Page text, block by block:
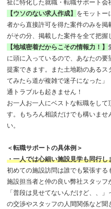
祉に特化した就職・転職サポート会
【ウソのない求人作成】 をモットー
者から直接許可を得た案件のみを
がその分、掲載した案件を全て把握
【地域密着だからこその情報力！】
に頭に入っているので、あなたの
提案できます。また土地勘のある
てみたら道が複雑で迷子になった
通トラブルも起きません！
お一人お一人にベストな転職をし
す。もちろん相談だけでも構いませ
い。
＜転職サポートの具体例＞
・一人では心細い施設見学も同行し
初めての施設訪問は誰でも緊張する
施設担当者と仲の良い弊社スタッ
「普段は見せてないんだけど、、
の交渉やスタッフの人間関係など